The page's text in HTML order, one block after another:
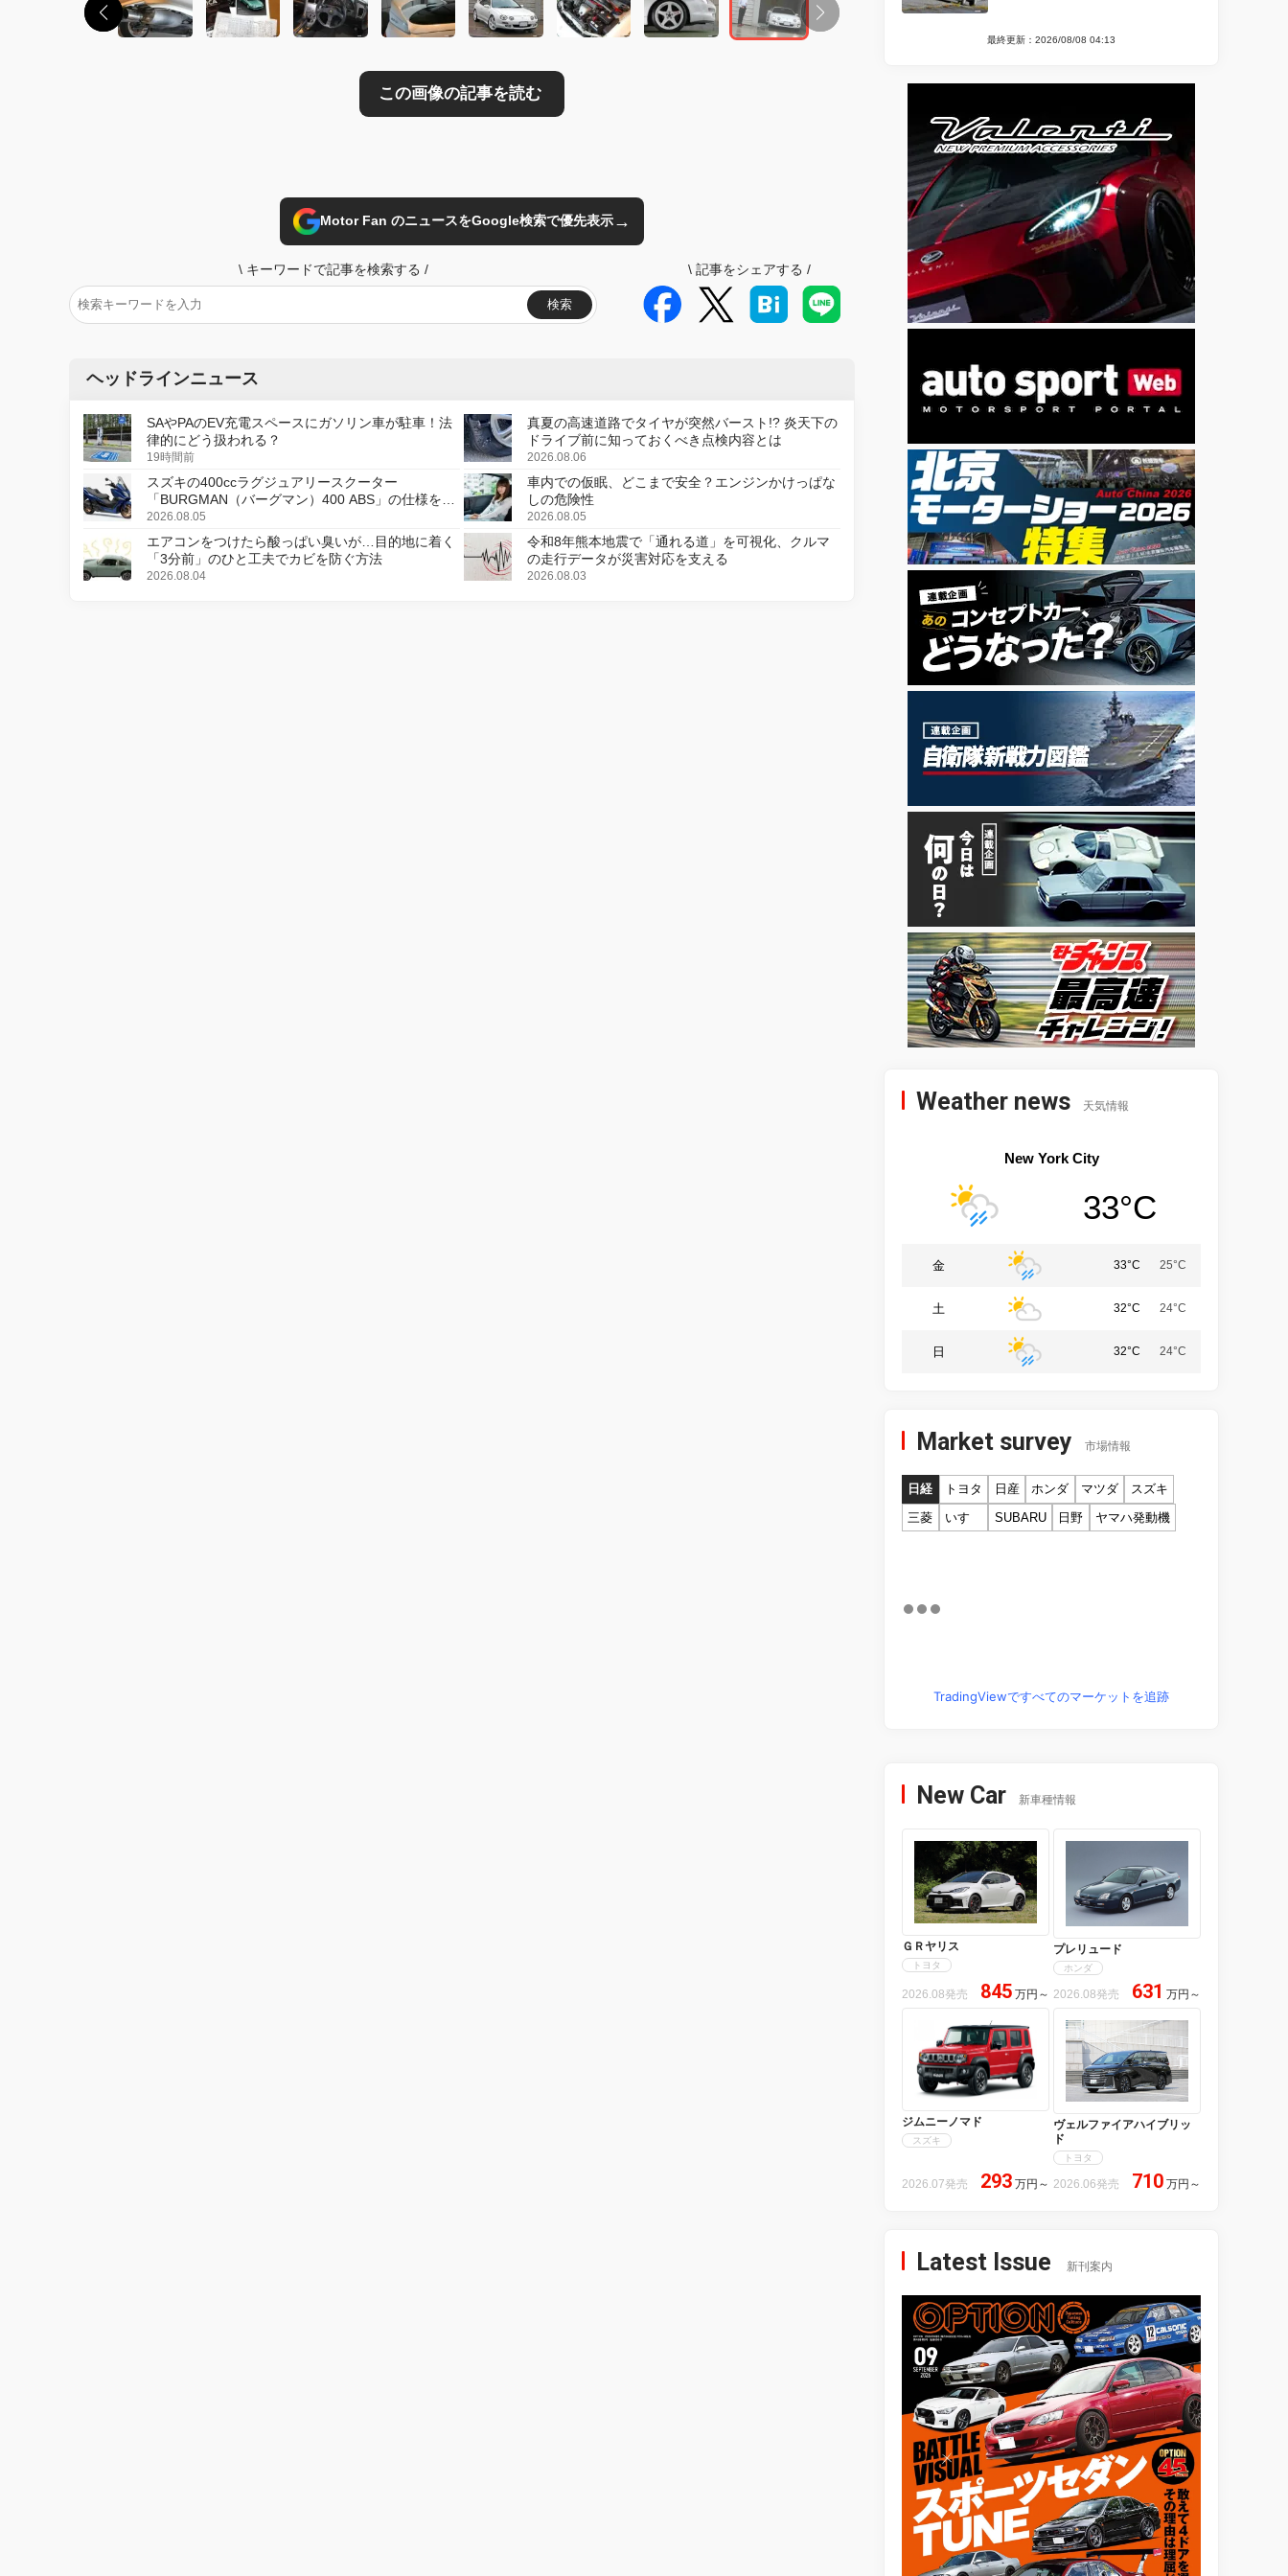
Motor Fan のニュースをGoogle検索で優先表示→
\ キーワードで記事を検索する /
検索
\ 記事をシェアする /
ヘッドラインニュース
SAやPAのEV充電スペースにガソリン車が駐車！法
律的にどう扱われる？
19時間前
真夏の高速道路でタイヤが突然バースト!? 炎天下の
ドライブ前に知っておくべき点検内容とは
2026.08.06
スズキの400ccラグジュアリースクーター
「BURGMAN（バーグマン）400 ABS」の仕様を変
更し、8月18日に発売
2026.08.05
車内での仮眠、どこまで安全？エンジンかけっぱな
しの危険性
2026.08.05
エアコンをつけたら酸っぱい臭いが…目的地に着く
「3分前」のひと工夫でカビを防ぐ方法
2026.08.04
令和8年熊本地震で「通れる道」を可視化、クルマ
の走行データが災害対応を支える
2026.08.03
最終更新：2026/08/08 04:13
Weather news 天気情報
New York City
33°C
金 33°C 25°C
土 32°C 24°C
日 32°C 24°C
Market survey 市場情報
日経 トヨタ 日産 ホンダ マツダ
スズキ
三菱
いすゞ SUBARU 日野 ヤマハ発動機
TradingViewですべてのマーケットを追跡
New Car 新車種情報
ＧＲヤリス
トヨタ
2026.08発売 845 万円 ～
プレリュード
ホンダ
2026.08発売 631 万円 ～
ジムニーノマド
スズキ
2026.07発売 293 万円 ～
ヴェルファイアハイブリッ
ド
トヨタ
2026.06発売 710 万円 ～
Latest Issue 新刊案内